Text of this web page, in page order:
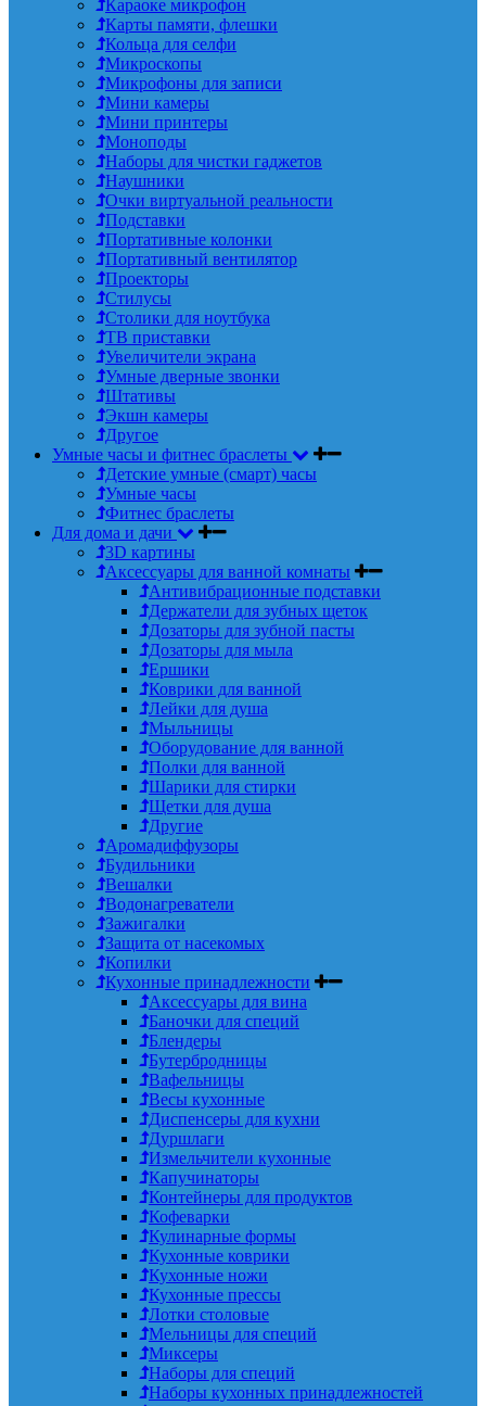
Караоке микрофон
Карты памяти, флешки
Кольца для селфи
Микроскопы
Микрофоны для записи
Мини камеры
Мини принтеры
Моноподы
Наборы для чистки гаджетов
Наушники
Очки виртуальной реальности
Подставки
Портативные колонки
Портативный вентилятор
Проекторы
Стилусы
Столики для ноутбука
ТВ приставки
Увеличители экрана
Умные дверные звонки
Штативы
Экшн камеры
Другое
Умные часы и фитнес браслеты
Детские умные (смарт) часы
Умные часы
Фитнес браслеты
Для дома и дачи
3D картины
Аксессуары для ванной комнаты
Антивибрационные подставки
Держатели для зубных щеток
Дозаторы для зубной пасты
Дозаторы для мыла
Ершики
Коврики для ванной
Лейки для душа
Мыльницы
Оборудование для ванной
Полки для ванной
Шарики для стирки
Щетки для душа
Другие
Аромадиффузоры
Будильники
Вешалки
Водонагреватели
Зажигалки
Защита от насекомых
Копилки
Кухонные принадлежности
Аксессуары для вина
Баночки для специй
Блендеры
Бутербродницы
Вафельницы
Весы кухонные
Диспенсеры для кухни
Дуршлаги
Измельчители кухонные
Капучинаторы
Контейнеры для продуктов
Кофеварки
Кулинарные формы
Кухонные коврики
Кухонные ножи
Кухонные прессы
Лотки столовые
Мельницы для специй
Миксеры
Наборы для специй
Наборы кухонных принадлежностей